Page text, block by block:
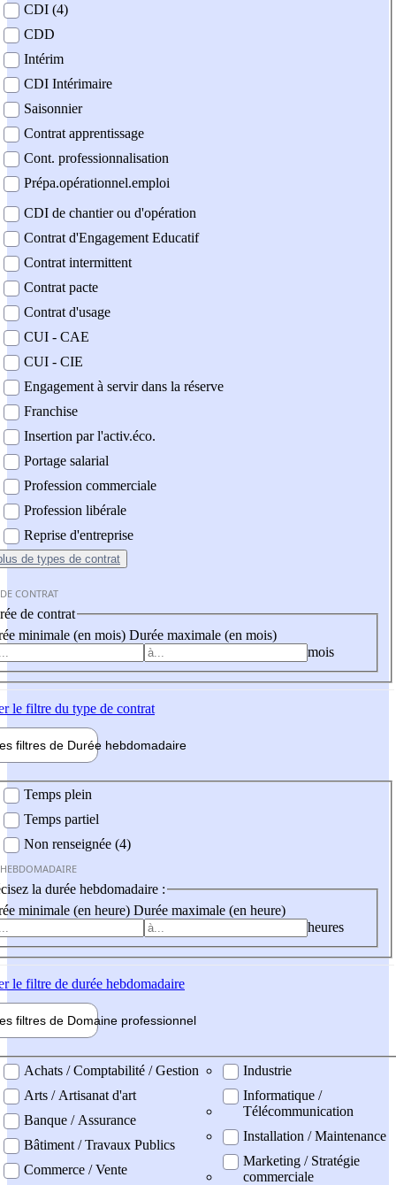
contrat
CDI (4)
CDD
Intérim
CDI Intérimaire
Saisonnier
Contrat apprentissage
Cont. professionnalisation
Prépa.opérationnel.emploi
CDI de chantier ou d'opération
Contrat d'Engagement Educatif
Contrat intermittent
Contrat pacte
Contrat d'usage
CUI - CAE
CUI - CIE
Engagement à servir dans la réserve
Franchise
Insertion par l'activ.éco.
Portage salarial
Profession commerciale
Profession libérale
Reprise d'entreprise
de types de contrat
CONTRAT
de contrat
minimale (en mois) Durée maximale (en mois)
mois
le filtre du type de contrat
filtres de Durée hebdomadaire
Temps plein
Temps partiel
Non renseignée (4)
la durée hebdomadaire :
minimale (en heure) Durée maximale (en heure)
heures
le filtre de durée hebdomadaire
filtres de Domaine professionnel
professionel
Achats / Comptabilité / Gestion
Arts / Artisanat d'art
Banque / Assurance
Bâtiment / Travaux Publics
Commerce / Vente
Industrie
Informatique /
Télécommunication
Installation / Maintenance
Marketing / Stratégie
commerciale